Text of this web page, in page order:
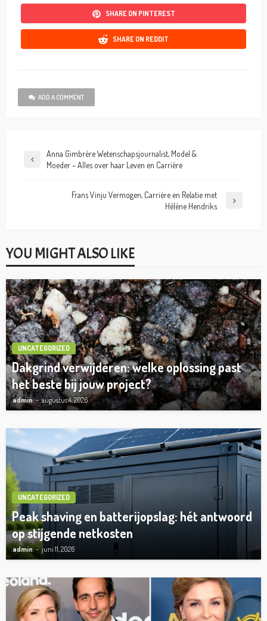
SHARE ON PINTEREST
SHARE ON REDDIT
ADD A COMMENT
Anna Gimbrère Wetenschapsjournalist, Model &
Moeder – Alles over haar Leven en Carrière
Frans Vinju Vermogen, Carrière en Relatie met
Hélène Hendriks
YOU MIGHT ALSO LIKE
UNCATEGORIZED
Dakgrind verwijderen: welke oplossing past
het beste bij jouw project?
admin augustus 4, 2026
UNCATEGORIZED
Peak shaving en batterijopslag: hét antwoord
op stijgende netkosten
admin juni 11, 2026